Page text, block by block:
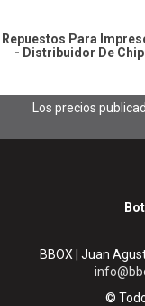
Repuestos Para
- Distribuidor De Chip
Los precios
BBOX | Juan
©